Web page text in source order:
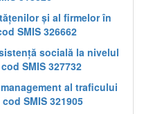
și al firmelor în
SMIS 326662
socială la nivelul
SMIS 327732
al traficului
SMIS 321905